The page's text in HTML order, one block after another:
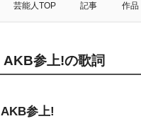
芸能人TOP 記事 作品
AKB参上!の歌詞
AKB参上!